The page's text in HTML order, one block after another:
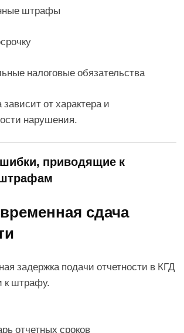
штрафы
налоговые обязательства
от характера и
нарушения.
приводящие к
сдача
задержка подачи отчетности в КГД
к штрафу.
отчетных сроков